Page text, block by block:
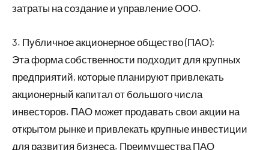
затраты на создание и управление ООО.
3. Публичное акционерное общество (ПАО):
Эта форма собственности подходит для крупных
предприятий, которые планируют привлекать
акционерный капитал от большого числа
инвесторов. ПАО может продавать свои акции на
открытом рынке и привлекать крупные инвестиции
для развития бизнеса. Преимущества ПАО